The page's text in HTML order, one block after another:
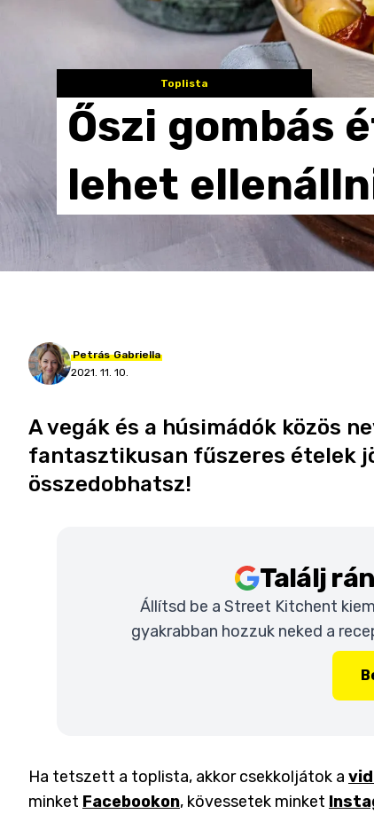
Toplista
Őszi gombás
lehet
Petrás Gabriella
2021. 11. 10.
A vegák és a húsimádók közös
fantasztikusan fűszeres ételek
összedobhatsz!
Találj
Állítsd be a Street Kitchent
gyakrabban hozzuk neked a
Ha tetszett a toplista, akkor csekkoljátok a
minket Facebookon, kövessetek minket